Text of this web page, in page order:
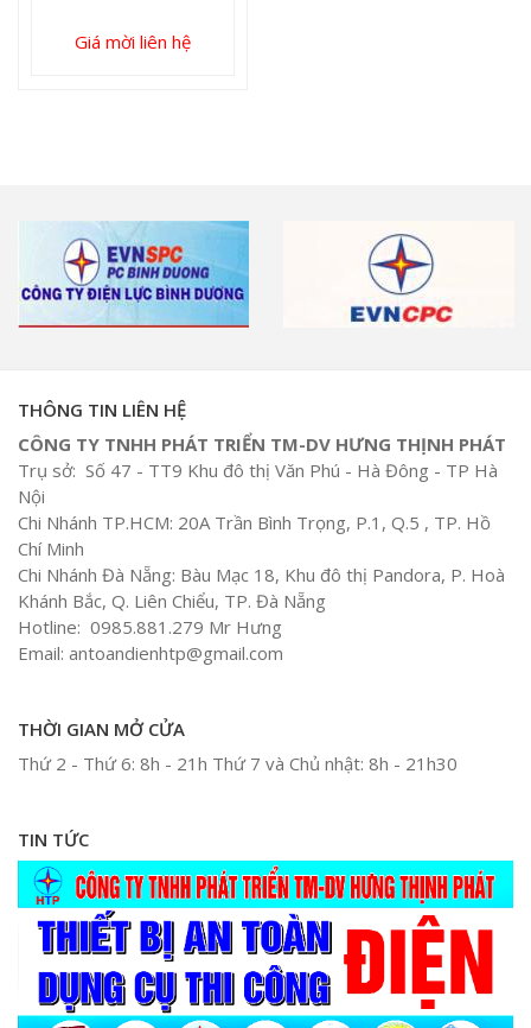
Giá mời liên hệ
THÔNG TIN LIÊN HỆ
CÔNG TY TNHH PHÁT TRIỂN TM-DV HƯNG THỊNH PHÁT
Trụ sở: Số 47 - TT9 Khu đô thị Văn Phú - Hà Đông - TP Hà
Nội
Chi Nhánh TP.HCM: 20A Trần Bình Trọng, P.1, Q.5 , TP. Hồ
Chí Minh
Chi Nhánh Đà Nẵng: Bàu Mạc 18, Khu đô thị Pandora, P. Hoà
Khánh Bắc, Q. Liên Chiểu, TP. Đà Nẵng
Hotline: 0985.881.279 Mr Hưng
Email: antoandienhtp@gmail.com
THỜI GIAN MỞ CỬA
Thứ 2 - Thứ 6: 8h - 21h Thứ 7 và Chủ nhật: 8h - 21h30
TIN TỨC